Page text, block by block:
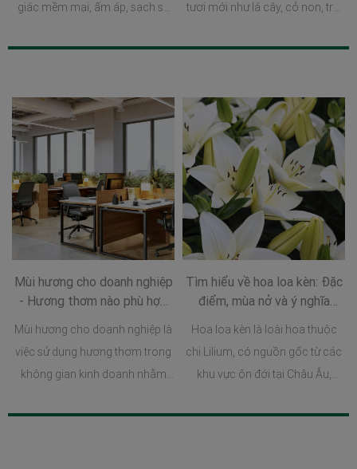
giác mềm mại, ấm áp, sạch sẽ
tốt.
tươi mới như lá cây, cỏ non, tre,
vừa đón cơn mưa đầu mùa.
Mùi hương cho doanh nghiệp
- Hương thơm nào phù hợp
Mùi hương cho doanh nghiệp là
việc sử dụng hương thơm trong
không gian kinh doanh nhằm
khách hàng và xây dựng dấu ấn
Tìm hiểu về hoa loa kèn: Đặc
điểm, mùa nở và ý nghĩa
Hoa loa kèn là loài hoa thuộc
chi Lilium, có nguồn gốc từ các
khu vực ôn đới tại Châu Âu,
nhẹ nhàng cùng hương thơm